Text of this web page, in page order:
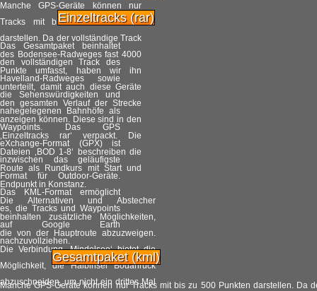
22.05
2014
Hurra! Beim ICE ist bald
auch der
Fahrradtransport
möglich
vonRadpilot.de
20.05
2014
Weltrekordversuch
gescheitert
von Radpilot.de
28.04
2014
Sattelfest auf dem
Drahtesel
vonRadpilot.de
Manche GPS-Geräte können nur
Tracks mit bis zu 500 Punkten
darstellen. Da der vollständige Track
des Bodensee-Radweges fast 4000
Punkte umfasst, haben wir ihn
unterteilt, damit auch diese Geräte
den gesamten Verlauf der Strecke
anzeigen können. Diese sind in den
‚Einzeltracks rar‘ verpackt. Die
Dateien ‚BOD 1-8‘ beschreiben die
Route als Rundkurs mit Start und
Endpunkt in Konstanz.
Die Alternativen und Abstecher
beinhalten zusätzliche Möglichkeiten,
die von der Hauptroute abzuzweigen.
Die Verbindung ‚Mindelsee‘ bietet die
Möglichkeit, die Halbinsel Bodanrück
abzuschneiden, um nicht ein drittes Mal
Einzeltracks (rar)
Das Gesamtpaket beinhaltet
den vollständigen Track des
Havelland-Radweges sowie
die Sehenswürdigkeiten und
nahegelegenen Bahnhöfe als
Waypoints. Das GPS
eXchange-Format (GPX) ist
inzwischen das geläufigste
Format für Outdoor-Geräte.
Das KML-Format ermöglicht
es, die Tracks und Waypoints
auf Google Earth
nachzuvollziehen.
Gesamtpaket (kml)
Manche GPS-Geräte können nur Tracks mit bis zu 500 Punkten darstellen. Da